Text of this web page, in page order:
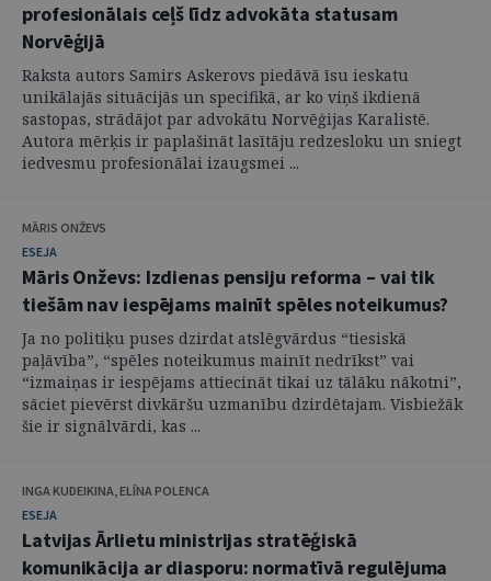
profesionālais ceļš līdz advokāta statusam
Norvēģijā
Raksta autors Samirs Askerovs piedāvā īsu ieskatu
unikālajās situācijās un specifikā, ar ko viņš ikdienā
sastopas, strādājot par advokātu Norvēģijas Karalistē.
Autora mērķis ir paplašināt lasītāju redzesloku un sniegt
iedvesmu profesionālai izaugsmei ...
MĀRIS ONŽEVS
ESEJA
Māris Onževs: Izdienas pensiju reforma – vai tik
tiešām nav iespējams mainīt spēles noteikumus?
Ja no politiķu puses dzirdat atslēgvārdus “tiesiskā
paļāvība”, “spēles noteikumus mainīt nedrīkst” vai
“izmaiņas ir iespējams attiecināt tikai uz tālāku nākotni”,
sāciet pievērst divkāršu uzmanību dzirdētajam. Visbiežāk
šie ir signālvārdi, kas ...
INGA KUDEIKINA, ELĪNA POLENCA
ESEJA
Latvijas Ārlietu ministrijas stratēģiskā
komunikācija ar diasporu: normatīvā regulējuma